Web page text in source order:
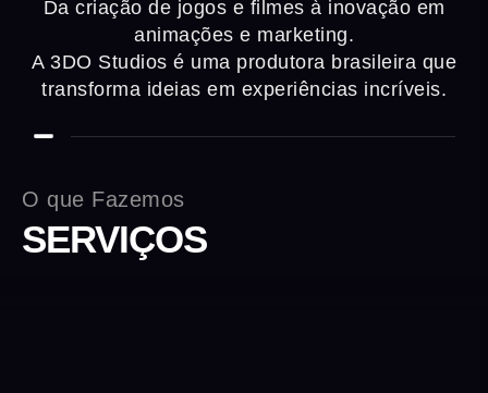
Da criação de jogos e filmes à inovação em
animações e marketing.
A 3DO Studios é uma produtora brasileira que
transforma ideias em experiências incríveis.
O que Fazemos
SERVIÇOS